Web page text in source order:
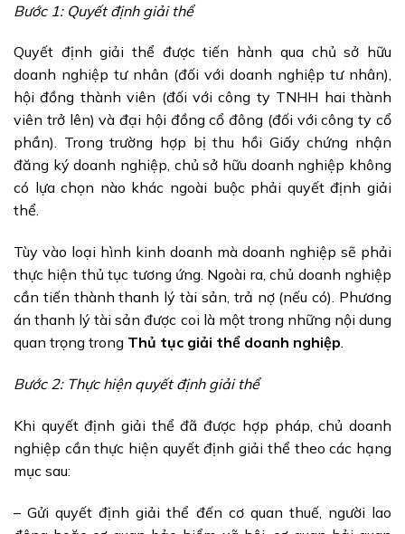
Bước 1: Quyết định giải thể
Quyết định giải thể được tiến hành qua chủ sở hữu
doanh nghiệp tư nhân (đối với doanh nghiệp tư nhân),
hội đồng thành viên (đối với công ty TNHH hai thành
viên trở lên) và đại hội đồng cổ đông (đối với công ty cổ
phần). Trong trường hợp bị thu hồi Giấy chứng nhận
đăng ký doanh nghiệp, chủ sở hữu doanh nghiệp không
có lựa chọn nào khác ngoài buộc phải quyết định giải
thể.
Tùy vào loại hình kinh doanh mà doanh nghiệp sẽ phải
thực hiện thủ tục tương ứng. Ngoài ra, chủ doanh nghiệp
cần tiến thành thanh lý tài sản, trả nợ (nếu có). Phương
án thanh lý tài sản được coi là một trong những nội dung
quan trọng trong Thủ tục giải thể doanh nghiệp.
Bước 2: Thực hiện quyết định giải thể
Khi quyết định giải thể đã được hợp pháp, chủ doanh
nghiệp cần thực hiện quyết định giải thể theo các hạng
mục sau:
– Gửi quyết định giải thể đến cơ quan thuế, người lao